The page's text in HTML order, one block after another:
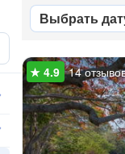
Выбрать
14